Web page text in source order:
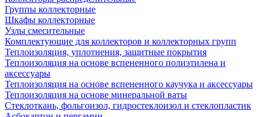
Группы коллекторные
Шкафы коллекторные
Узлы смесительные
Комплектующие для коллекторов и коллекторных групп
Теплоизоляция, уплотнения, защитные покрытия
Теплоизоляция на основе вспененного полиэтилена и
аксессуары
Теплоизоляция на основе вспененного каучука и аксессуары
Теплоизоляция на основе минеральной ваты
Стеклоткань, фольгоизол, гидростеклоизол и стеклопластик